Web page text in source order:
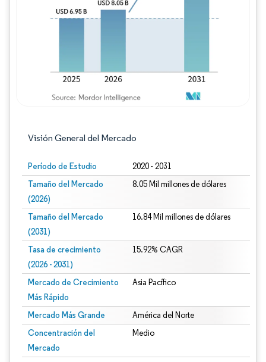
Visión General del Mercado
Período de Estudio 2020 - 2031
Tamaño del Mercado
(2026)
8.05 Mil millones de dólares
Tamaño del Mercado
(2031)
16.84 Mil millones de dólares
Tasa de crecimiento
(2026 - 2031)
15.92% CAGR
Mercado de Crecimiento
Más Rápido
Asia Pacífico
Mercado Más Grande América del Norte
Concentración del
Mercado
Medio